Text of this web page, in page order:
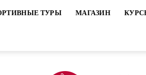
ТУРЫ МАГАЗИН